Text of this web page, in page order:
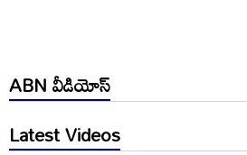
ABN వీడియోస్
Latest Videos